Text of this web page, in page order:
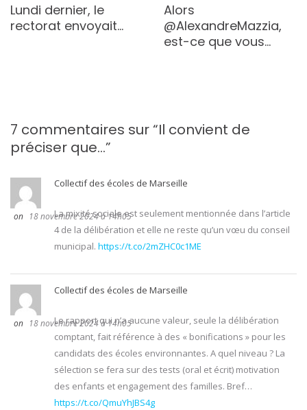
Lundi dernier, le
rectorat envoyait…
Alors
@AlexandreMazzia,
est-ce que vous…
7 commentaires sur “Il convient de
préciser que…”
Collectif des écoles de Marseille
18 novembre 2024 à 14h05
La mixité sociale est seulement mentionnée dans l’article
4 de la délibération et elle ne reste qu’un vœu du conseil
municipal. https://t.co/2mZHC0c1ME
Collectif des écoles de Marseille
18 novembre 2024 à 14h05
Le rapport qui n’a aucune valeur, seule la délibération
comptant, fait référence à des « bonifications » pour les
candidats des écoles environnantes. A quel niveau ? La
sélection se fera sur des tests (oral et écrit) motivation
des enfants et engagement des familles. Bref…
https://t.co/QmuYhJBS4g